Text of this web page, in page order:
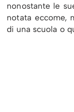
nonostante le
notata eccome,
di una scuola o